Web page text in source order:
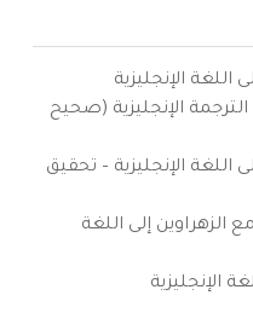
اللغة الإنجليزية
الإنجليزية (صحيح
اللغة الإنجليزية – تحقيق
الزهراوين إلى اللغة
الإنجليزية